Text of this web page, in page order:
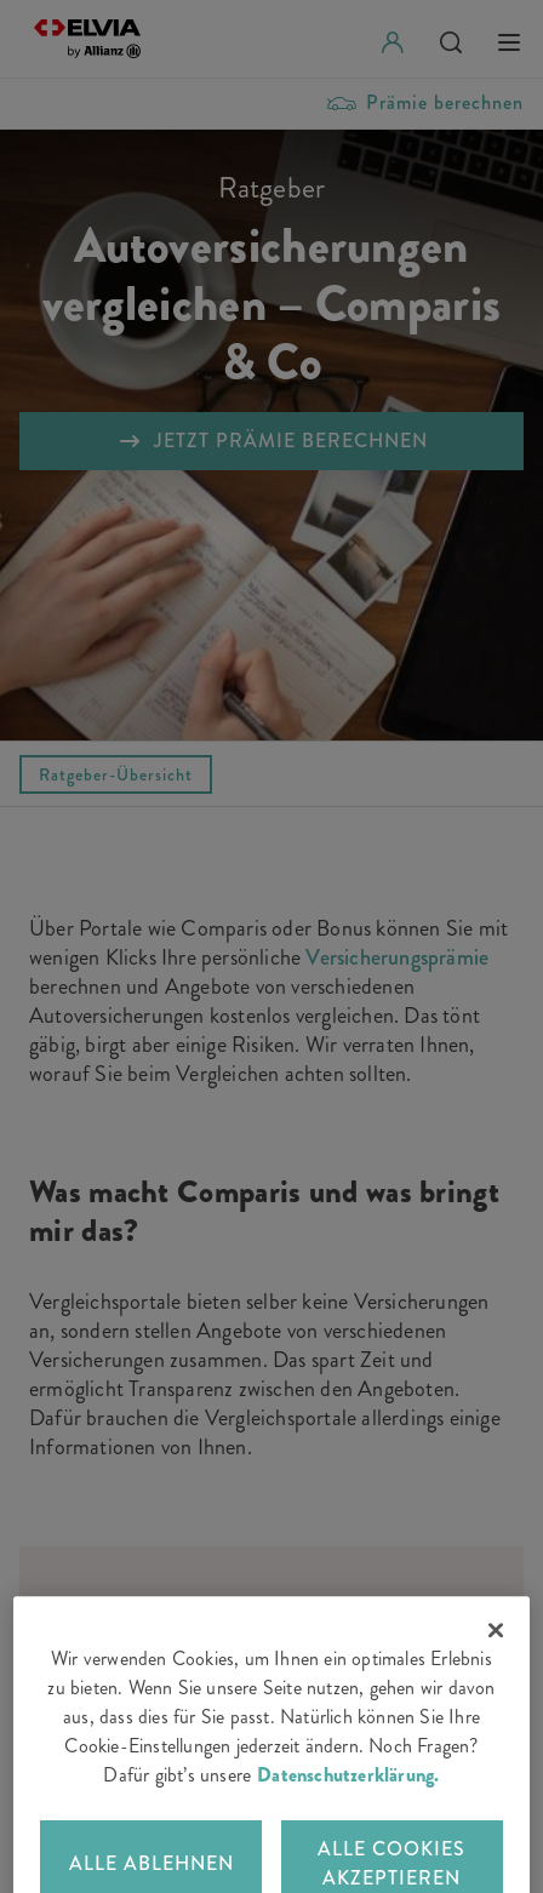
Prämie berechnen
Ratgeber
Autoversicherungen
vergleichen – Comparis
& Co
JETZT PRÄMIE BERECHNEN
Ratgeber-Übersicht
Über Portale wie Comparis oder Bonus können Sie mit
wenigen Klicks Ihre persönlicheVersicherungsprämie
berechnen und Angebote von verschiedenen
Autoversicherungen kostenlos vergleichen. Das tönt
gäbig, birgt aber einige Risiken. Wir verraten Ihnen,
worauf Sie beim Vergleichen achten sollten.
Was macht Comparis und was bringt
mir das?
Vergleichsportale bieten selber keine Versicherungen
an, sondern stellen Angebote von verschiedenen
Versicherungen zusammen. Das spart Zeit und
ermöglicht Transparenz zwischen den Angeboten.
Dafür brauchen die Vergleichsportale allerdings einige
Informationen von Ihnen.
Jetzt Ihr Auto versichern
Umfassender Schutz für Ihr Auto
SorglosReparatur mit Hol- und Bringservice
sowie lebenslanger Garantie auf die Reparatur
Wir verwenden Cookies, um Ihnen ein optimales Erlebnis
zu bieten. Wenn Sie unsere Seite nutzen, gehen wir davon
aus, dass dies für Sie passt. Natürlich können Sie Ihre
Cookie-Einstellungen jederzeit ändern. Noch Fragen?
Dafür gibt’s unsere Datenschutzerklärung.
ALLE ABLEHNEN
ALLE COOKIES
AKZEPTIEREN